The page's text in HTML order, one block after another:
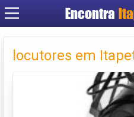
Encontra
locutores em